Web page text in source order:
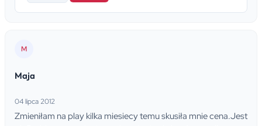
M
Maja
04 lipca 2012
Zmieniłam na play kilka miesiecy temu skusiła mnie cena.Jest